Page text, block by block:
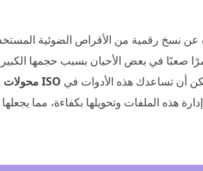
محولات ISO
إدارة هذه الملفات وتحويلها بكفاءة، مما